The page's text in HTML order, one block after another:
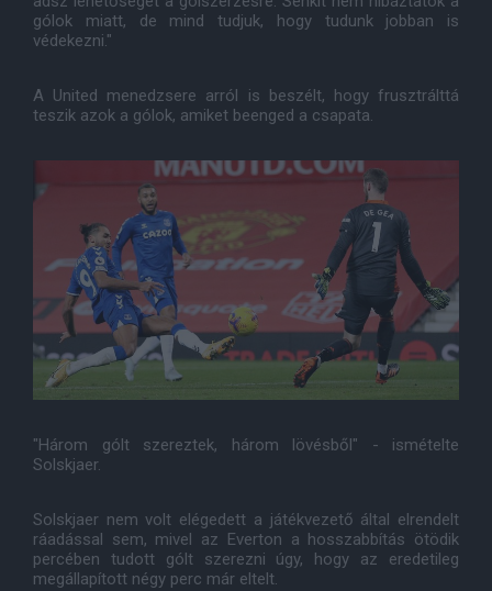
gólok miatt, de mind tudjuk, hogy tudunk jobban is
védekezni."
A United menedzsere arról is beszélt, hogy frusztrálttá
teszik azok a gólok, amiket beenged a csapata.
"Három gólt szereztek, három lövésből" - ismételte
Solskjaer.
Solskjaer nem volt elégedett a játékvezető által elrendelt
ráadással sem, mivel az Everton a hosszabbítás ötödik
percében tudott gólt szerezni úgy, hogy az eredetileg
megállapított négy perc már eltelt.